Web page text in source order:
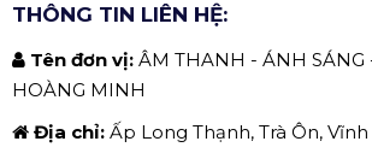
THÔNG TIN LIÊN HỆ:
Tên đơn vị: ÂM THANH - ÁNH SÁNG
HOÀNG MINH
Địa chỉ: Ấp Long Thạnh, Trà Ôn,